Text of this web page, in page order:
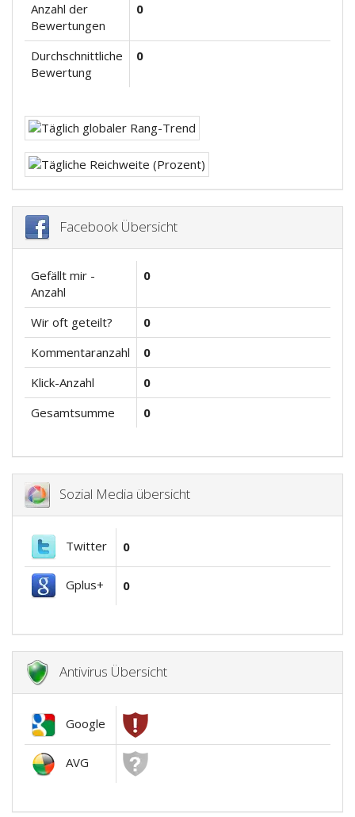
Anzahl der
Bewertungen
0
Durchschnittliche
Bewertung
0
Facebook Übersicht
Gefällt mir -
Anzahl
0
Wir oft geteilt?
0
Kommentaranzahl
0
Klick-Anzahl
0
Gesamtsumme
0
Sozial Media übersicht
Twitter 0
Gplus+ 0
Antivirus Übersicht
Google
AVG